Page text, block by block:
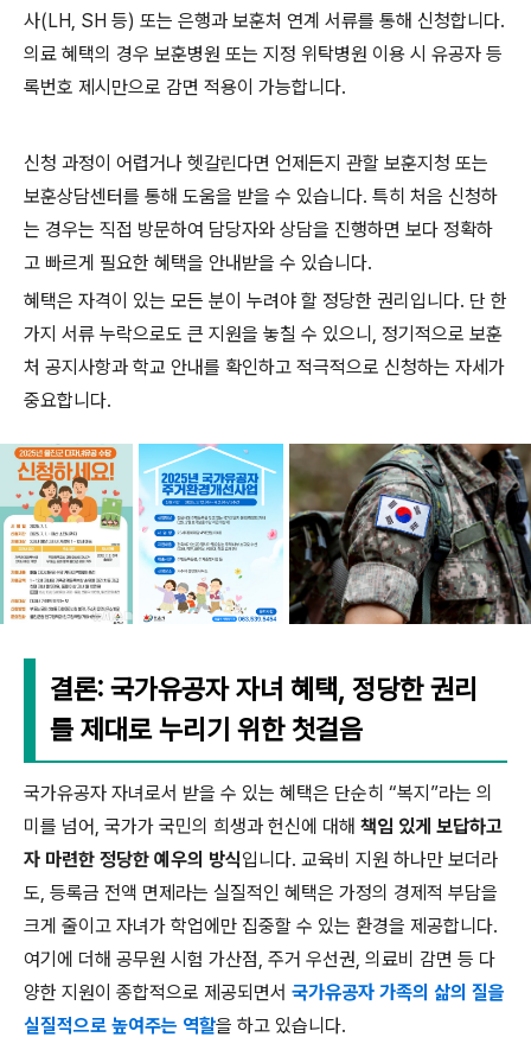
사(LH, SH 등) 또는 은행과 보훈처 연계 서류를 통해 신청합니다.
의료 혜택의 경우 보훈병원 또는 지정 위탁병원 이용 시 유공자 등
록번호 제시만으로 감면 적용이 가능합니다.
신청 과정이 어렵거나 헷갈린다면 언제든지 관할 보훈지청 또는
보훈상담센터를 통해 도움을 받을 수 있습니다. 특히 처음 신청하
는 경우는 직접 방문하여 담당자와 상담을 진행하면 보다 정확하
고 빠르게 필요한 혜택을 안내받을 수 있습니다.
혜택은 자격이 있는 모든 분이 누려야 할 정당한 권리입니다. 단 한
가지 서류 누락으로도 큰 지원을 놓칠 수 있으니, 정기적으로 보훈
처 공지사항과 학교 안내를 확인하고 적극적으로 신청하는 자세가
중요합니다.
결론: 국가유공자 자녀 혜택, 정당한 권리
를 제대로 누리기 위한 첫걸음
국가유공자 자녀로서 받을 수 있는 혜택은 단순히 “복지”라는 의
미를 넘어, 국가가 국민의 희생과 헌신에 대해 책임 있게 보답하고
자 마련한 정당한 예우의 방식입니다. 교육비 지원 하나만 보더라
도, 등록금 전액 면제라는 실질적인 혜택은 가정의 경제적 부담을
크게 줄이고 자녀가 학업에만 집중할 수 있는 환경을 제공합니다.
여기에 더해 공무원 시험 가산점, 주거 우선권, 의료비 감면 등 다
양한 지원이 종합적으로 제공되면서 국가유공자 가족의 삶의 질을
실질적으로 높여주는 역할을 하고 있습니다.